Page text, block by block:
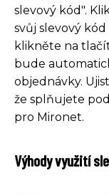
slevový kód".
svůj slevový
klikněte na
bude
objednávky.
že splňujete
pro Mironet.
Výhody využití